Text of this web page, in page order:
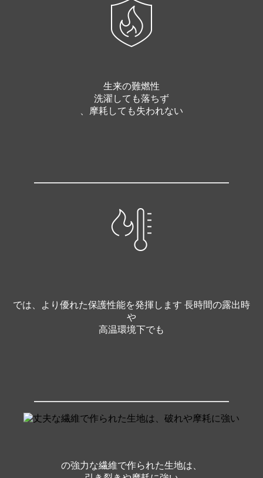
生来の難燃性
洗濯しても落ちず
、摩耗しても失われない
では、より優れた保護性能を発揮します 長時間の露出時
や
高温環境下でも
の強力な繊維で作られた生地は、